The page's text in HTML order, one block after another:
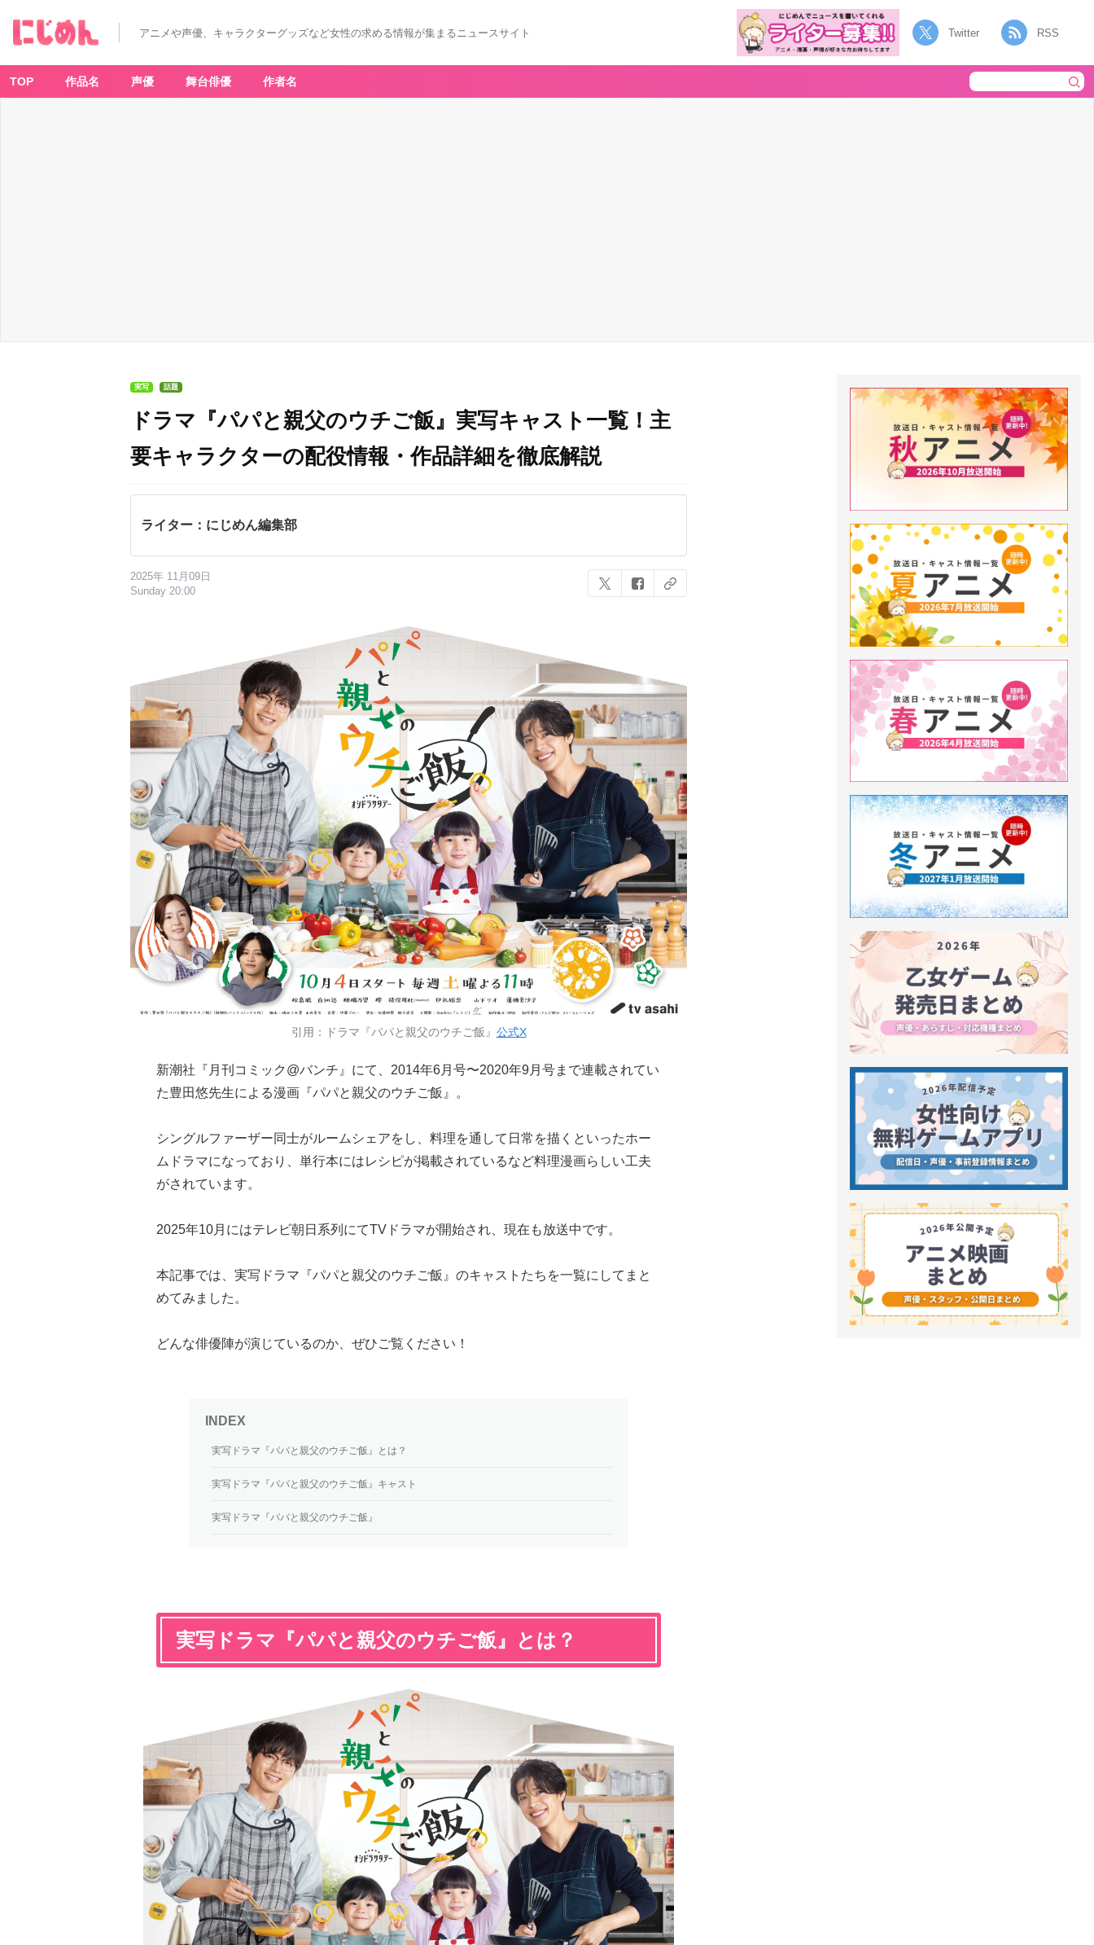
アニメや声優、キャラクターグッズなど女性の求める情報が集まるニュースサイト Twitter RSS
TOP 作品名 声優 舞台俳優 作者名
実写 話題
ドラマ『パパと親父のウチご飯』実写キャスト一覧！主
要キャラクターの配役情報・作品詳細を徹底解説
ライター：にじめん編集部
2025年 11月09日
Sunday 20:00
引用：ドラマ『パパと親父のウチご飯』 公式X
新潮社『月刊コミック@バンチ』にて、2014年6月号〜2020年9月号まで連載されてい
た豊田悠先生による漫画『パパと親父のウチご飯』。
シングルファーザー同士がルームシェアをし、料理を通して日常を描くといったホー
ムドラマになっており、単行本にはレシピが掲載されているなど料理漫画らしい工夫
がされています。
2025年10月にはテレビ朝日系列にてTVドラマが開始され、現在も放送中です。
本記事では、実写ドラマ『パパと親父のウチご飯』のキャストたちを一覧にしてまと
めてみました。
どんな俳優陣が演じているのか、ぜひご覧ください！
実写ドラマ『パパと親父のウチご飯』とは？
実写ドラマ『パパと親父のウチご飯』キャスト
実写ドラマ『パパと親父のウチご飯』
実写ドラマ『パパと親父のウチご飯』とは？